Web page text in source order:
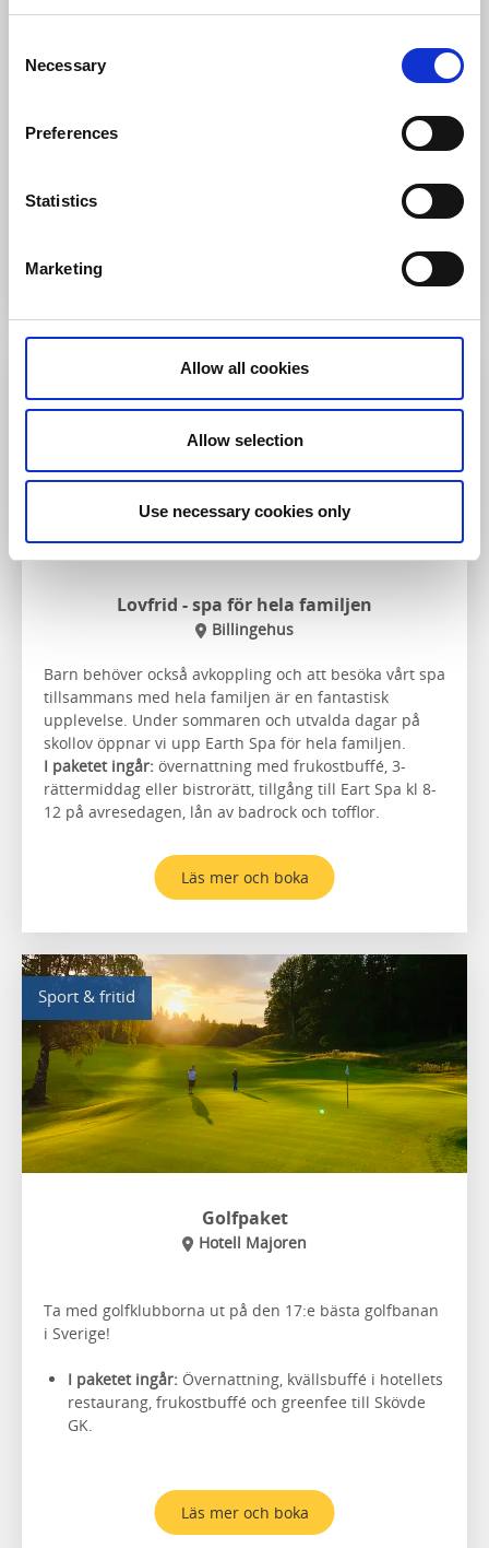
Selection
Necessary
Preferences
Statistics
Marketing
Allow all cookies
Allow selection
Use necessary cookies only
Billingehus
Koppla av och njut av god mat på hotell Billingehus.
I paketet ingår:
Övernattning med del i dubbelrum,
Lovfrid - spa för hela familjen
Billingehus
Barn behöver också avkoppling och att besöka vårt spa
tillsammans med hela familjen är en fantastisk
upplevelse. Under sommaren och utvalda dagar på
skollov öppnar vi upp Earth Spa för hela familjen.
I paketet ingår: övernattning med frukostbuffé, 3-
rättermiddag eller bistrorätt, tillgång till Eart Spa kl 8-
12 på avresedagen, lån av badrock och tofflor.
Läs mer och boka
Sport & fritid
Golfpaket
Hotell Majoren
Ta med golfklubborna ut på den 17:e bästa golfbanan
i Sverige!
I paketet ingår: Övernattning, kvällsbuffé i hotellets
restaurang, frukostbuffé och greenfee till Skövde
GK.
Läs mer och boka